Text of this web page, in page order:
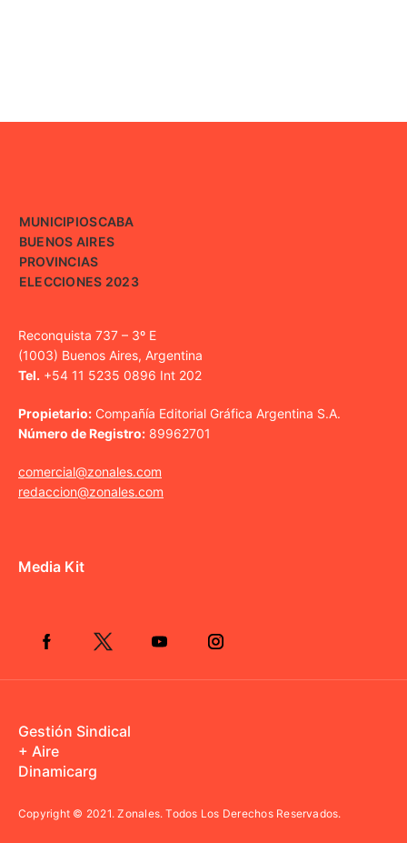
MUNICIPIOSCABA
BUENOS AIRES
PROVINCIAS
ELECCIONES 2023
Reconquista 737 – 3º E
(1003) Buenos Aires, Argentina
Tel. +54 11 5235 0896 Int 202
Propietario: Compañía Editorial Gráfica Argentina S.A.
Número de Registro: 89962701
comercial@zonales.com
redaccion@zonales.com
Media Kit
Gestión Sindical
+ Aire
Dinamicarg
Copyright © 2021.Zonales. Todos Los Derechos Reservados.